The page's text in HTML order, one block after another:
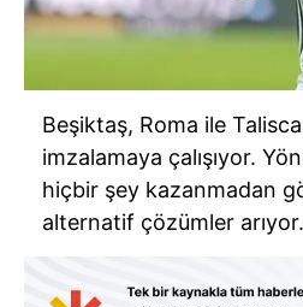
Beşiktaş, Roma ile
imzalamaya çalışıyor.
hiçbir şey kazanmadan
alternatif çözümler arıyor.